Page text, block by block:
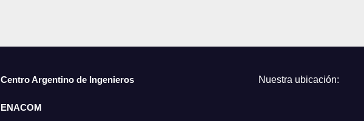
Centro Argentino de Ingenieros
ENACOM
Nuestra ubicación: